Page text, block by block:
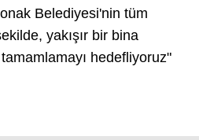
Belediyesi'nin tüm
yakışır bir bina
hedefliyoruz"